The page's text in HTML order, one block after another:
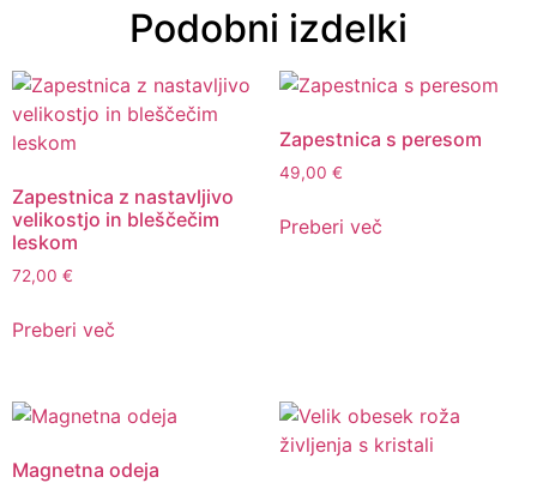
Podobni izdelki
Zapestnica z nastavljivo
velikostjo in bleščečim
leskom
72,00 €
Preberi več
Zapestnica s peresom
49,00 €
Preberi več
Magnetna odeja